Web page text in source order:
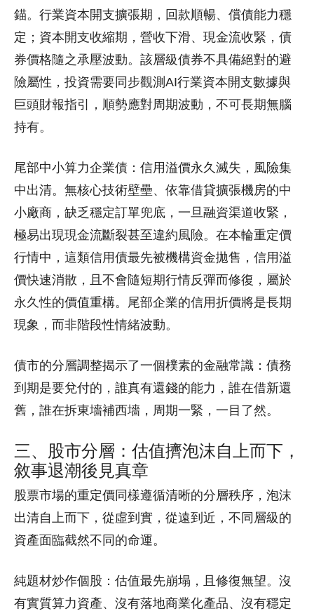
錨。行業資本開支擴張期，回款順暢、償債能力穩
定；資本開支收縮期，營收下滑、現金流收緊，債
券價格隨之承壓波動。該層級債券不具備絕對的避
險屬性，投資需要同步觀測AI行業資本開支數據與
巨頭財報指引，順勢應對周期波動，不可長期無腦
持有。
尾部中小算力企業債：信用溢價永久滅失，風險集
中出清。無核心技術壁壘、依靠借貸擴張機房的中
小廠商，缺乏穩定訂單兜底，一旦融資渠道收緊，
極易出現現金流斷裂甚至違約風險。在本輪重定價
行情中，這類信用債最先被機構資金拋售，信用溢
價快速消散，且不會隨短期行情反彈而修復，屬於
永久性的價值重構。尾部企業的信用折價將是長期
現象，而非階段性情緒波動。
債市的分層調整揭示了一個樸素的金融常識：債務
到期是要兌付的，誰真有還錢的能力，誰在借新還
舊，誰在拆東墻補西墻，周期一緊，一目了然。
三、股市分層：估值擠泡沫自上而下，
敘事退潮後見真章
股票市場的重定價同樣遵循清晰的分層秩序，泡沫
出清自上而下，從虛到實，從遠到近，不同層級的
資產面臨截然不同的命運。
純題材炒作個股：估值最先崩塌，且修復無望。沒
有實質算力資產、沒有落地商業化產品、沒有穩定